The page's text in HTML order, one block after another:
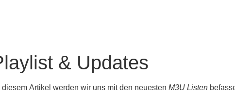
& Updates
Artikel werden wir uns mit den neuesten M3U Listen